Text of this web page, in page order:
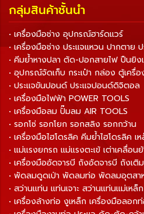
กลุ่มสินค้าชั้นนำ
• เครื่องมือช่าง อุปกรณ์ฮาร์ดแวร์
• เครื่องมือช่าง ประแจแหวน ปากตาย
• คีมย้ำหางปลา ตัด-ปอกสายไฟ ปืนยิง
• อุปกรณ์จัดเก็บ กระเป๋า กล่อง ตู้เครื่
• ประแจขันปอนด์ ประแจปอนด์ดิจิตอล
• เครื่องมือไฟฟ้า POWER TOOLS
• เครื่องมือลม ปั๊มลม AIR TOOLS
• รอกโซ่ รอกโยก รอกสลิง รอกกว้าน
• เครื่องมือไฮโดรลิค คีมย้ำไฮโดรลิค เ
• แม่แรงยกรถ แม่แรงตะเข้ เต่าเคลื่อน
• เครื่องมืออัดจารบี ถังอัดจารบี ถังเติ
• พัดลมดูดเป่า พัดลมท่อ พัดลมอุตสา
• สว่านแท่น แท่นเจาะ สว่านแท่นแม่เหล็ก
• เครื่องล้างท่อ งูเหล็ก เครื่องมือลอ